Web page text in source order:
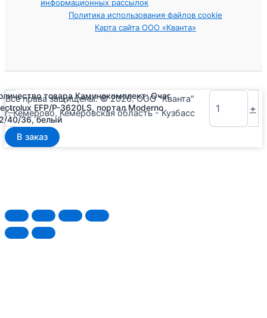
информационных рассылок
Политика использования файлов cookie
Карта сайта ООО «Кванта»
Все права защищены. © 2026. ООО "Кванта"
г. Кемерово, Кемеровская область - Кузбасс
-
товара Каминокомплект: Очаг
EFP/P-3620LS, портал Moderno
40/36, белый
+
В заказ